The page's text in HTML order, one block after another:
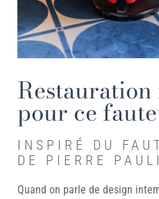
pour ce
INSPIRÉ DU
DE PIERRE
Quand on parle de design